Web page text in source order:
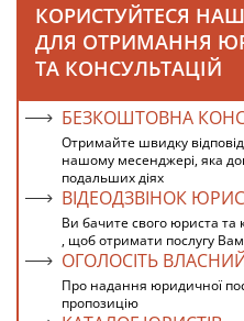
КОРИСТУЙТЕСЯ
ДЛЯ ОТРИМАННЯ
ТА КОНСУЛЬТАЦІЙ
БЕЗКОШТОВНА
Отримайте швидку
нашому месенджері, яка
подальших діях
ВІДЕОДЗВІНОК
Ви бачите свого юриста та
, щоб отримати послугу
ОГОЛОСІТЬ
Про надання юридичної
пропозицію